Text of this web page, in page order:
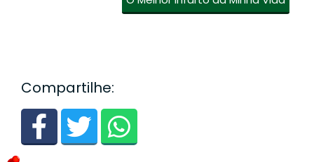
Compartilhe: